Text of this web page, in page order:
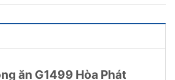
ăn G1499 Hòa Phát